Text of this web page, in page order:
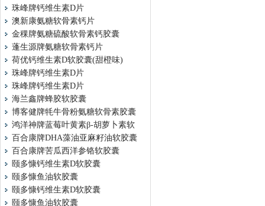
珠峰牌钙维生素D片
澳新康氨糖软骨素钙片
金稞牌氨糖硫酸软骨素钙胶囊
蓬生源牌氨糖软骨素钙片
荷优钙维生素D软胶囊(甜橙味)
珠峰牌钙维生素D片
珠峰牌钙维生素D片
海兰鑫牌蜂胶软胶囊
博客健牌牦牛骨粉氨糖软骨素胶囊
鸿洋神牌蓝莓叶黄素β-胡萝卜素软
百合康牌DHA藻油亚麻籽油软胶囊
百合康牌苦瓜西洋参铬软胶囊
颐多慷钙维生素D软胶囊
颐多慷鱼油软胶囊
颐多慷钙维生素D软胶囊
颐多慷鱼油软胶囊